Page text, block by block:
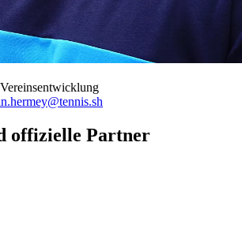
offizielle Partner